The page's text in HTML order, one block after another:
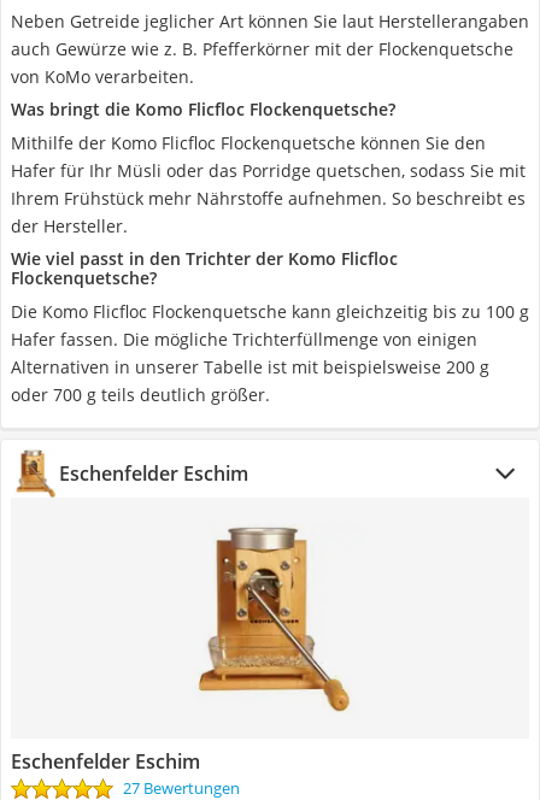
Neben Getreide jeglicher Art können Sie laut Herstellerangaben
auch Gewürze wie z. B. Pfefferkörner mit der Flockenquetsche
von KoMo verarbeiten.
Was bringt die Komo Flicfloc Flockenquetsche?
Mithilfe der Komo Flicfloc Flockenquetsche können Sie den
Hafer für Ihr Müsli oder das Porridge quetschen, sodass Sie mit
Ihrem Frühstück mehr Nährstoffe aufnehmen. So beschreibt es
der Hersteller.
Wie viel passt in den Trichter der Komo Flicfloc
Flockenquetsche?
Die Komo Flicfloc Flockenquetsche kann gleichzeitig bis zu 100 g
Hafer fassen. Die mögliche Trichterfüllmenge von einigen
Alternativen in unserer Tabelle ist mit beispielsweise 200 g
oder 700 g teils deutlich größer.
Eschenfelder Eschim
Eschenfelder Eschim
27 Bewertungen